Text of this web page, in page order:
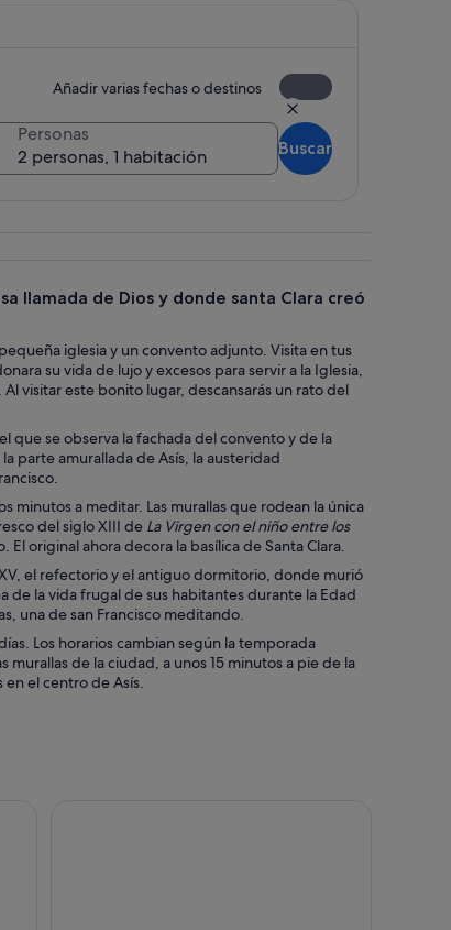
Añadir varias fechas o destinos
Personas
2 personas, 1 habitación
Buscar
llamada de Dios y donde santa Clara creó
iglesia y un convento adjunto. Visita en tus
su vida de lujo y excesos para servir a la Iglesia,
visitar este bonito lugar, descansarás un rato del
se observa la fachada del convento y de la
parte amurallada de Asís, la austeridad
a meditar. Las murallas que rodean la única
del siglo XIII de La Virgen con el niño entre los
original ahora decora la basílica de Santa Clara.
el refectorio y el antiguo dormitorio, donde murió
de la vida frugal de sus habitantes durante la Edad
una de san Francisco meditando.
Los horarios cambian según la temporada
de la ciudad, a unos 15 minutos a pie de la
en el centro de Asís.